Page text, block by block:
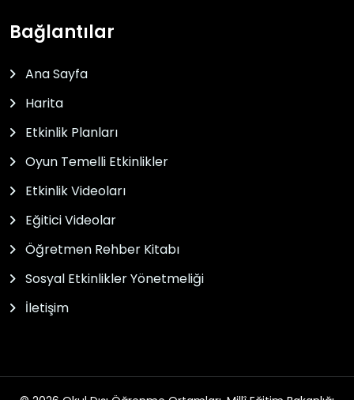
Bağlantılar
Ana Sayfa
Harita
Etkinlik Planları
Oyun Temelli Etkinlikler
Etkinlik Videoları
Eğitici Videolar
Öğretmen Rehber Kitabı
Sosyal Etkinlikler Yönetmeliği
İletişim